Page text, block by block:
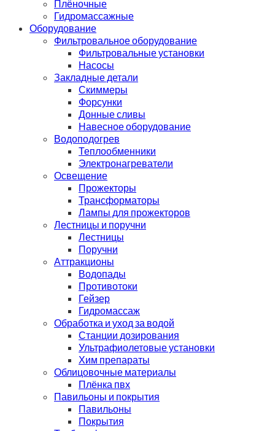
Плёночные
Гидромассажные
Оборудование
Фильтровальное оборудование
Фильтровальные установки
Насосы
Закладные детали
Скиммеры
Форсунки
Донные сливы
Навесное оборудование
Водоподогрев
Теплообменники
Электронагреватели
Освещение
Прожекторы
Трансформаторы
Лампы для прожекторов
Лестницы и поручни
Лестницы
Поручни
Аттракционы
Водопады
Противотоки
Гейзер
Гидромассаж
Обработка и уход за водой
Станции дозирования
Ультрафиолетовые установки
Хим препараты
Облицовочные материалы
Плёнка пвх
Павильоны и покрытия
Павильоны
Покрытия